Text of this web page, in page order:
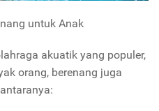
untuk Anak
akuatik yang populer,
orang, berenang juga